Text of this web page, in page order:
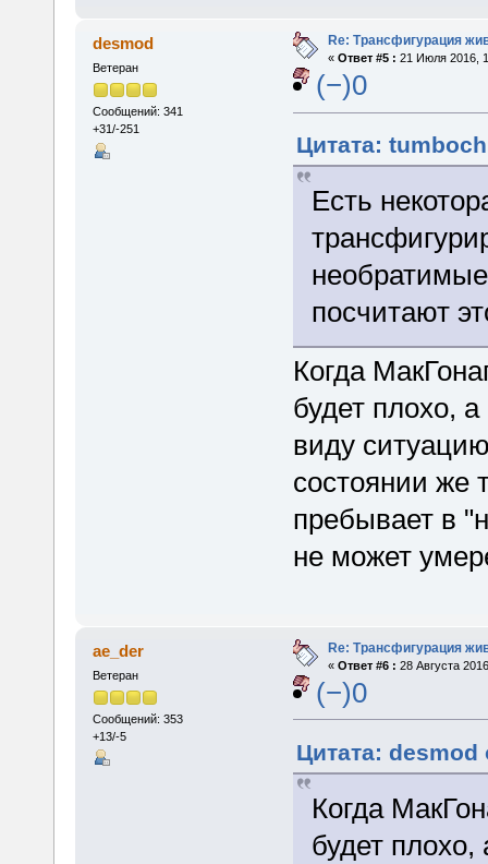
desmod
Ветеран
Сообщений: 341
+31/-251
Re: Трансфигурация
« Ответ #5 : 21 Июля 2016,
(−)0
Цитата:
Есть
посчитают
Когда
будет плохо,
виду
состоянии же
пребывает в
не может
ae_der
Ветеран
Сообщений: 353
+13/-5
Re: Трансфигурация
« Ответ #6 : 28 Августа
(−)0
Цитата: desmod
Когда
будет